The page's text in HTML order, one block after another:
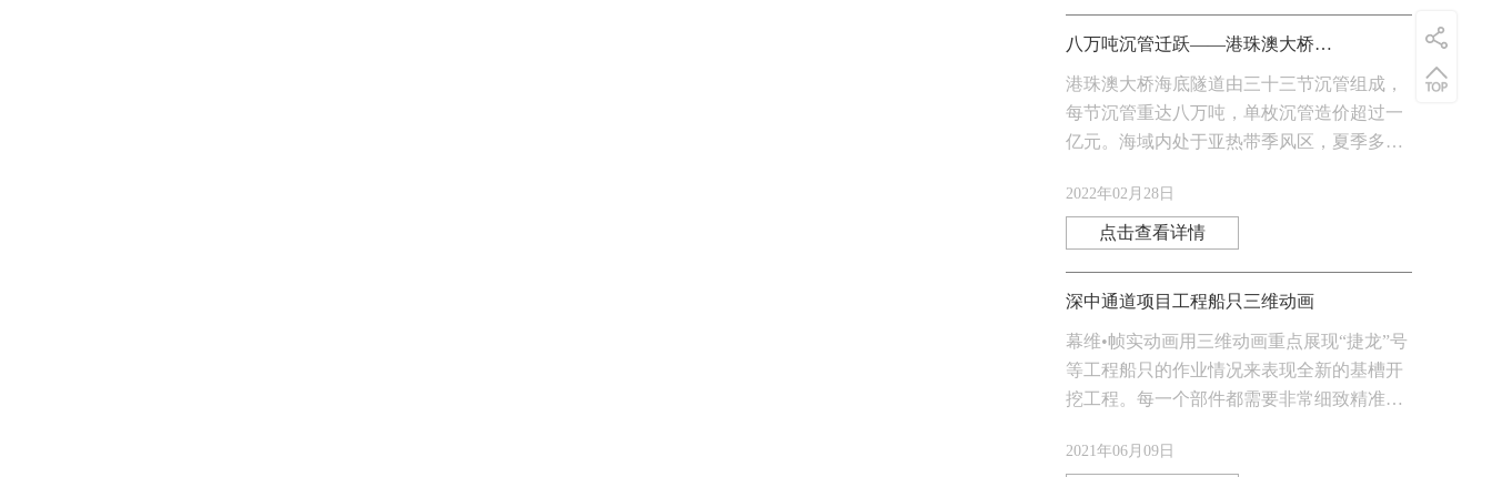
八万吨沉管迁跃——港珠澳大桥沉管浮运
港珠澳大桥海底隧道由三十三节沉管组成，
每节沉管重达八万吨，单枚沉管造价超过一
亿元。海域内处于亚热带季风区，夏季多暴
精准将沉管运送到指定地点成为了悬在港珠
澳技术人员
2022年02月28日
点击查看详情
深中通道项目工程船只三维动画
幕维•帧实动画用三维动画重点展现“捷龙”号
等工程船只的作业情况来表现全新的基槽开
挖工程。每一个部件都需要非常细致精准，
船只的特色通过三维建模细致地展现出来。
2021年06月09日